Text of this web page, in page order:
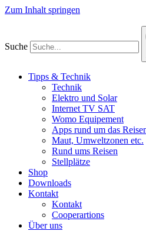
Zum Inhalt springen
Suche
Tipps & Technik
Technik
Elektro und Solar
Internet TV SAT
Womo Equipement
Apps rund um das
Maut, Umweltzonen etc.
Rund ums Reisen
Stellplätze
Shop
Downloads
Kontakt
Kontakt
Cooperartions
Über uns